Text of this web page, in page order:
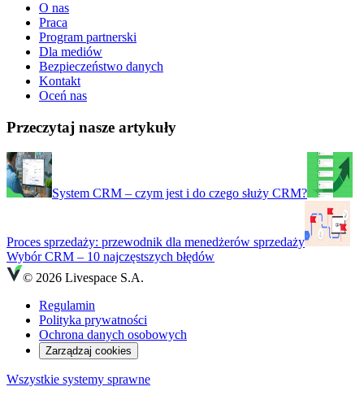
O nas
Praca
Program partnerski
Dla mediów
Bezpieczeństwo danych
Kontakt
Oceń nas
Przeczytaj nasze artykuły
System CRM – czym jest i do czego służy CRM?
Proces sprzedaży: przewodnik dla menedżerów sprzedaży
Wybór CRM – 10 najczęstszych błędów
© 2026 Livespace S.A.
Regulamin
Polityka prywatności
Ochrona danych osobowych
Zarządzaj cookies
Wszystkie systemy sprawne